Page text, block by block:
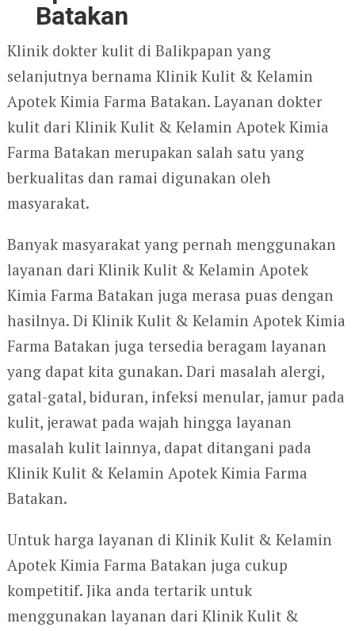
Batakan
Klinik dokter kulit di Balikpapan yang
selanjutnya bernama Klinik Kulit & Kelamin
Apotek Kimia Farma Batakan. Layanan dokter
kulit dari Klinik Kulit & Kelamin Apotek Kimia
Farma Batakan merupakan salah satu yang
berkualitas dan ramai digunakan oleh
masyarakat.
Banyak masyarakat yang pernah menggunakan
layanan dari Klinik Kulit & Kelamin Apotek
Kimia Farma Batakan juga merasa puas dengan
hasilnya. Di Klinik Kulit & Kelamin Apotek Kimia
Farma Batakan juga tersedia beragam layanan
yang dapat kita gunakan. Dari masalah alergi,
gatal-gatal, biduran, infeksi menular, jamur pada
kulit, jerawat pada wajah hingga layanan
masalah kulit lainnya, dapat ditangani pada
Klinik Kulit & Kelamin Apotek Kimia Farma
Batakan.
Untuk harga layanan di Klinik Kulit & Kelamin
Apotek Kimia Farma Batakan juga cukup
kompetitif. Jika anda tertarik untuk
menggunakan layanan dari Klinik Kulit &